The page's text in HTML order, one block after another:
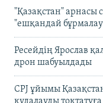
"Қазақстан" арнасы
"ешқандай
Ресейдің Ярослав
дрон шабуылдады
CPJ ұйымы